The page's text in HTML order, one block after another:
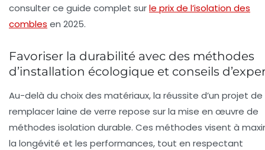
consulter ce guide complet surle prix de l’isolation des
combles en 2025.
Favoriser la durabilité avec des méthodes
d’installation écologique et conseils
Au-delà du choix des matériaux, la réussite d’un projet de
remplacer laine de verre repose sur la mise en œuvre de
méthodes isolation durable. Ces méthodes visent à
la longévité et les performances, tout en respectant